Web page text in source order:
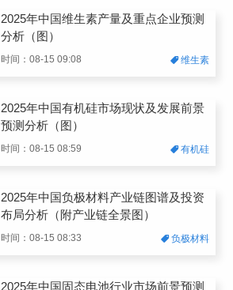
2025年中国维生素产量及重点企业预测
分析（图）
时间：08-15 09:08 维生素
2025年中国有机硅市场现状及发展前景
预测分析（图）
时间：08-15 08:59 有机硅
2025年中国负极材料产业链图谱及投资
布局分析（附产业链全景图）
时间：08-15 08:33 负极材料
2025年中国固态电池行业市场前景预测